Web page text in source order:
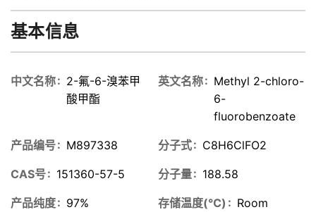
基本信息
中文名称
2-氟-6-溴苯甲
酸甲酯
英文名称
Methyl 2-chloro-
6-
fluorobenzoate
产品编号 M897338 分子式 C8H6ClFO2
CAS号 151360-57-5 分子量 188.58
产品纯度 97% 存储温度(℃)
Room